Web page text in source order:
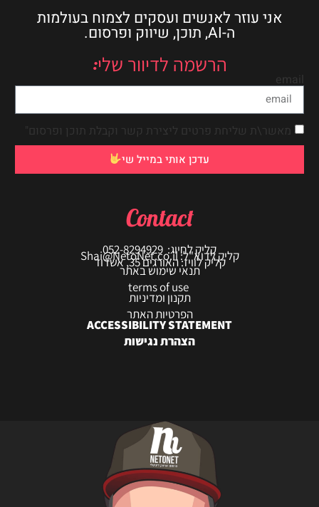
אני עוזר לאנשים ועסקים לצמוח בעולמות
ה-AI, תוכן, שיווק ופרסום.
הרשמה לדיוור שלי:
email
מאשר\ת שליחת פרטים ליצירת קשר וקבלת תוכן ופרסום"
עדכן אותי במייל שי
Contact
קליק לחיוג: 052-8294929
קליק לדוא"ל: Shai@NetoNet.co.il
קליק לוויז: האורגים 35, אשדוד
תנאי שימוש באתר
תקנון ומדיניות
הפרטיות האתר
ACCESSIBILITY STATEMENT
הצהרת נגישות